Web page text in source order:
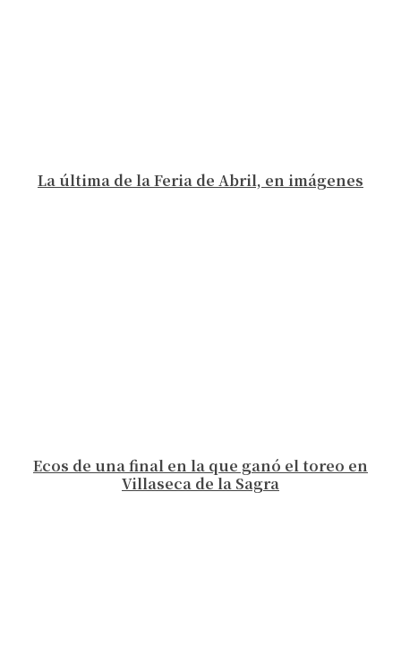
La última de la Feria de Abril, en imágenes
Ecos de una final en la que ganó el toreo en
Villaseca de la Sagra